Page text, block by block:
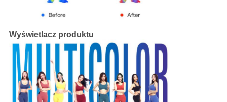
Wyświetlacz produktu